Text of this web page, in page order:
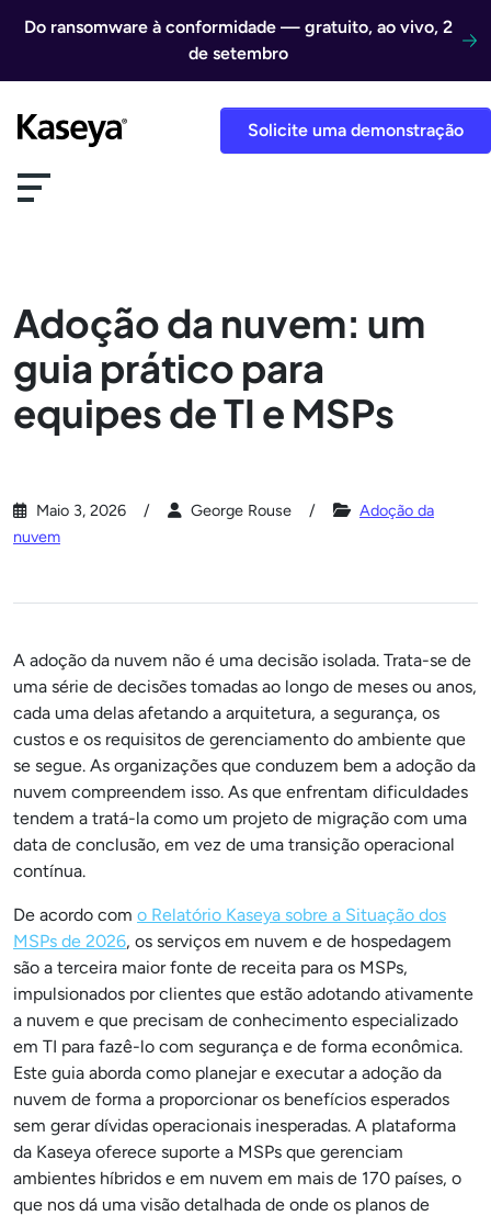
Do ransomware à conformidade — gratuito, ao vivo, 2
de setembro
Solicite uma demonstração
Adoção da nuvem: um
guia prático para
equipes de TI e MSPs
Maio 3, 2026 George Rouse
Adoção da
nuvem
A adoção da nuvem não é uma decisão isolada. Trata-se de
uma série de decisões tomadas ao longo de meses ou anos,
cada uma delas afetando a arquitetura, a segurança, os
custos e os requisitos de gerenciamento do ambiente que
se segue. As organizações que conduzem bem a adoção da
nuvem compreendem isso. As que enfrentam dificuldades
tendem a tratá-la como um projeto de migração com uma
data de conclusão, em vez de uma transição operacional
contínua.
De acordo com o Relatório Kaseya sobre a Situação dos
MSPs de 2026, os serviços em nuvem e de hospedagem
são a terceira maior fonte de receita para os MSPs,
impulsionados por clientes que estão adotando ativamente
a nuvem e que precisam de conhecimento especializado
em TI para fazê-lo com segurança e de forma econômica.
Este guia aborda como planejar e executar a adoção da
nuvem de forma a proporcionar os benefícios esperados
sem gerar dívidas operacionais inesperadas. A plataforma
da Kaseya oferece suporte a MSPs que gerenciam
ambientes híbridos e em nuvem em mais de 170 países, o
que nos dá uma visão detalhada de onde os planos de